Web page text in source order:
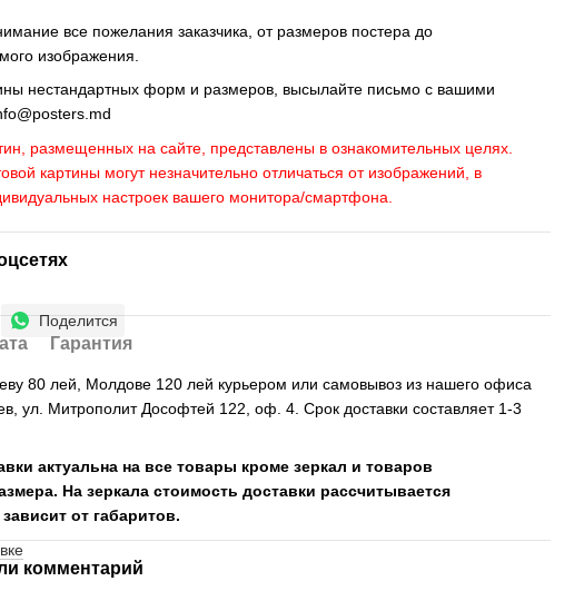
все пожелания заказчика, от размеров постера до
изображения.
нестандартных форм и размеров, высылайте письмо c вашими
размещенных на сайте, представлены в ознакомительных целях.
картины могут незначительно отличаться от изображений, в
настроек вашего монитора/смартфона.
Поделится
Гарантия
80 лей, Молдове 120 лей курьером или самовывоз из нашего офиса
ул. Митрополит Дософтей 122, оф. 4. Срок доставки составляет 1-3
актуальна на все товары кроме зеркал и товаров
На зеркала стоимость доставки рассчитывается
от габаритов.
комментарий